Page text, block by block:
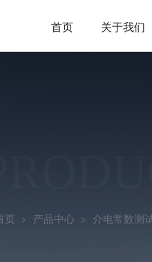
首页 关于我们
页 产品中心 介电常数测